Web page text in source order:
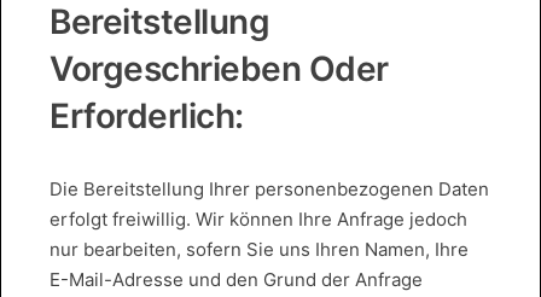
Bereitstellung
Vorgeschrieben Oder
Erforderlich:
Die Bereitstellung Ihrer personenbezogenen Daten
erfolgt freiwillig. Wir können Ihre Anfrage jedoch
nur bearbeiten, sofern Sie uns Ihren Namen, Ihre
E-Mail-Adresse und den Grund der Anfrage